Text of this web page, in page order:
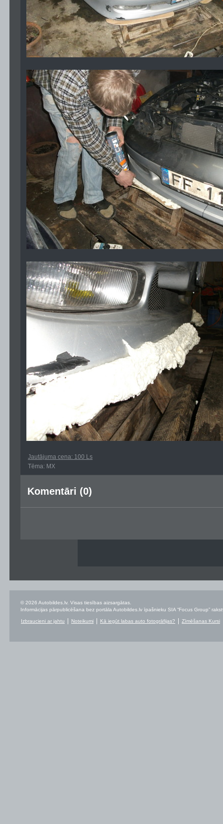
Jautājuma cena: 100 Ls
Tēma: MX
Komentāri (0)
© 2026 Autobildes.lv. Visas tiesības aizsargātas.
Informācijas pārpublicēšana bez portāla Autobildes.lv īpašnieku SIA “Focus Group”
Izbraucieni ar jahtu Noteikumi Kā iegūt labas auto fotogrāfijas? Zīmēšanas Kursi